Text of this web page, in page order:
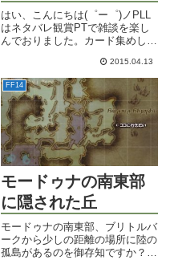
はい、こんにちは(゜ー゜)ノPLL
はネタバレ観賞PTで雑談を楽し
んでおりました。カード集めしな
イシュガルド防衛戦はタンクでも
何度かやりましたし、バリスタも
砲手もひと通りやったので、もう
CFでもなんとかなるかな。...
2015.04.13
FF14
モードゥナの南東部
に隠された丘
モードゥナの南東部、ブリトルバ
ークから少しの距離の場所に陸の
孤島があるのを御存知ですか？割